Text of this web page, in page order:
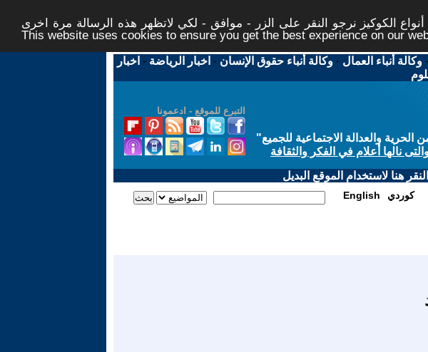
الكوكيز نرجو النقر على الزر - موافق - لكي لاتظهر هذه الرسالة مرة اخرى -
This website uses cookies to ensure you get the best experience on our
-وكالة أنباء العمال -وكالة أنباء حقوق الإنسان - اخبار الرياضة - اخبار
التبرع للموقع - ادعمونا
والعدالة الاجتماعية للجميع"
نالها أعلام في الفكر والثقافة
هنا لاستخدام الموقع البديل
English كوردي